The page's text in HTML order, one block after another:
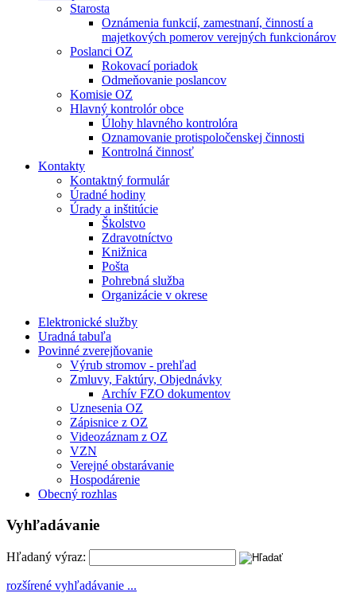
Starosta
Oznámenia funkcií, zamestnaní, činností a
majetkových pomerov verejných funkcionárov
Poslanci OZ
Rokovací poriadok
Odmeňovanie poslancov
Komisie OZ
Hlavný kontrolór obce
Úlohy hlavného kontrolóra
Oznamovanie protispoločenskej činnosti
Kontrolná činnosť
Kontakty
Kontaktný formulár
Úradné hodiny
Úrady a inštitúcie
Školstvo
Zdravotníctvo
Knižnica
Pošta
Pohrebná služba
Organizácie v okrese
Elektronické služby
Uradná tabuľa
Povinné zverejňovanie
Výrub stromov - prehľad
Zmluvy, Faktúry, Objednávky
Archív FZO dokumentov
Uznesenia OZ
Zápisnice z OZ
Videozáznam z OZ
VZN
Verejné obstarávanie
Hospodárenie
Obecný rozhlas
Vyhľadávanie
Hľadaný výraz:
rozšírené vyhľadávanie ...